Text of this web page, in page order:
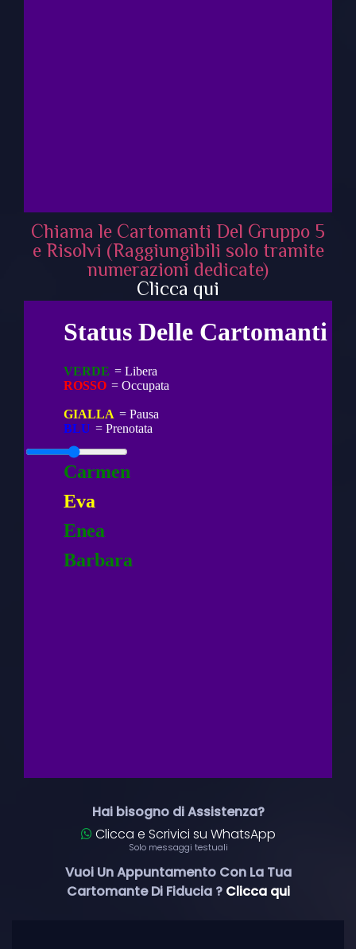
Chiama le Cartomanti Del Gruppo 5
e Risolvi (Raggiungibili solo tramite
numerazioni dedicate)
Clicca qui
Hai bisogno di Assistenza?
Clicca e Scrivici su WhatsApp
Solo messaggi testuali
Vuoi Un Appuntamento Con La Tua
Cartomante Di Fiducia ? Clicca qui